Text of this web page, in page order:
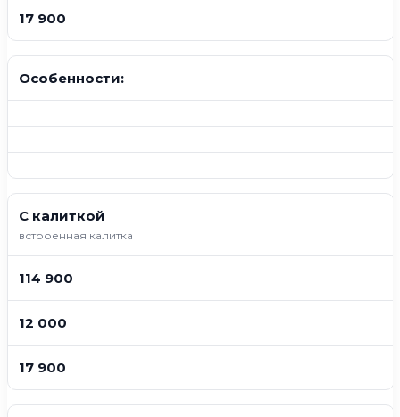
17 900
Особенности:
С калиткой
встроенная калитка
114 900
12 000
17 900